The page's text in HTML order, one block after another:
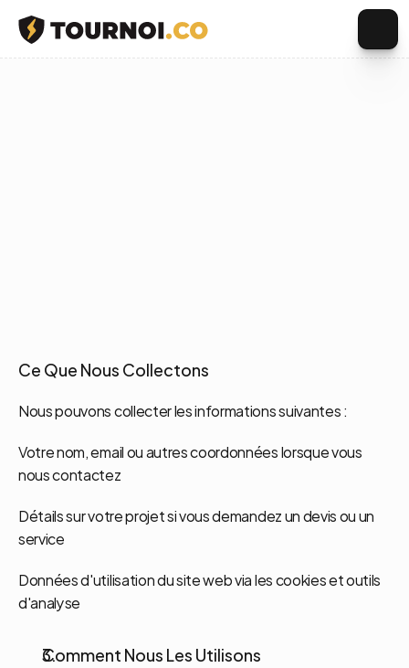
Ce Que Nous Collectons
Nous pouvons collecter les informations suivantes :
Votre nom, email ou autres coordonnées lorsque vous
nous contactez
Détails sur votre projet si vous demandez un devis ou un
service
Données d'utilisation du site web via les cookies et outils
d'analyse
Comment Nous Les Utilisons